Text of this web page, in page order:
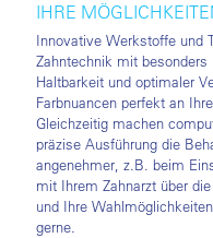
IHRE
Innovative Werkstoffe und
Zahntechnik mit
Haltbarkeit und optimaler
Farbnuancen perfekt an
Gleichzeitig machen
präzise Ausführung die
angenehmer, z.B. beim
mit Ihrem Zahnarzt über
und Ihre
gerne.